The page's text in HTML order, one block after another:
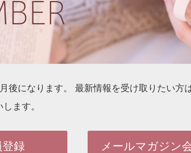
後になります。
最新情報を受け取りたい方
ます。
登録 メールマガジン